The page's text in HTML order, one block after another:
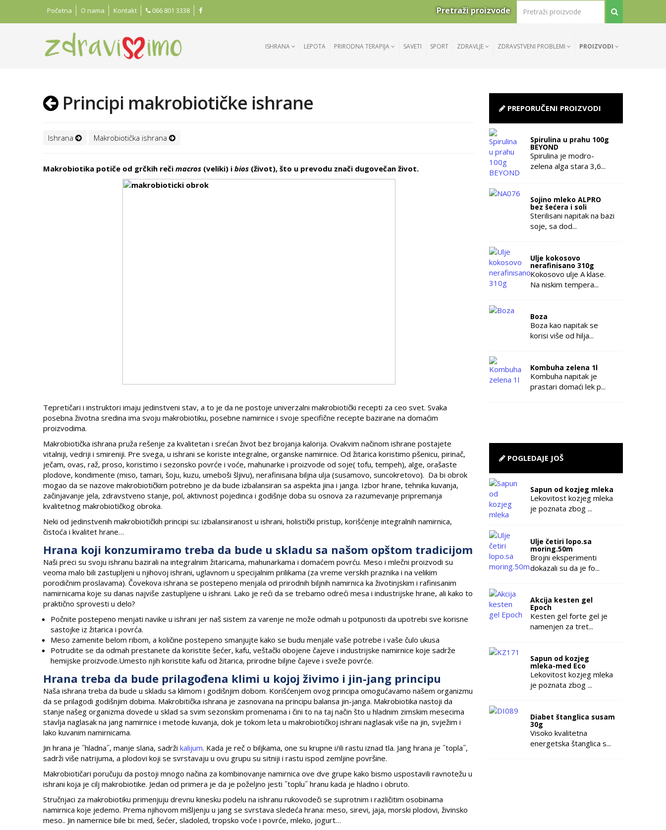
Početna O nama Kontakt 066 801 3338 Pretraži proizvode
ISHRANA LEPOTA PRIRODNA TERAPIJA SAVETI SPORT ZDRAVLJE ZDRAVSTVENI PROBLEMI PROIZVODI
Principi makrobiotičke ishrane
Ishrana Makrobiotička ishrana
Makrobiotika potiče od grčkih reči macros (veliki) i bios (život), što u prevodu znači dugovečan život.
Tepretičari i instruktori imaju jedinstveni stav, a to je da ne postoje univerzalni makrobiotički recepti za ceo svet. Svaka
posebna životna sredina ima svoju makrobiotiku, posebne namirnice i svoje specifične recepte bazirane na domaćim
proizvodima.
Makrobiotička ishrana pruža rešenje za kvalitetan i srećan život bez brojanja kalorija. Ovakvim načinom ishrane postajete
vitalniji, vedriji i smireniji. Pre svega, u ishrani se koriste integralne, organske namirnice. Od žitarica koristimo pšenicu, pirinač,
ječam, ovas, raž, proso, koristimo i sezonsko povrće i voće, mahunarke i proizvode od soje( tofu, tempeh), alge, orašaste
plodove, kondimente (miso, tamari, šoju, kuzu, umeboši šljivu), nerafinisana biljna ulja (susamovo, suncokretovo). Da bi obrok
mogao da se nazove makrobiotičkim potrebno je da bude izbalansiran sa aspekta jina i janga. Izbor hrane, tehnika kuvanja,
začinjavanje jela, zdravstveno stanje, pol, aktivnost pojedinca i godišnje doba su osnova za razumevanje pripremanja
kvalitetnog makrobiotičkog obroka.
Neki od jedinstvenih makrobiotičkih principi su: izbalansiranost u ishrani, holistički pristup, korišćenje integralnih namirnica,
čistoća i kvalitet hrane…
Hrana koji konzumiramo treba da bude u skladu sa našom opštom tradicijom
Naši preci su svoju ishranu bazirali na integralnim žitaricama, mahunarkama i domaćem povrću. Meso i mlečni proizvodi su
veoma malo bili zastupljeni u njihovoj ishrani, uglavnom u specijalnim prilikama (za vreme verskih praznika i na velikim
porodičnim proslavama). Čovekova ishrana se postepeno menjala od prirodnih biljnih namirnica ka životinjskim i rafinisanim
namirnicama koje su danas najviše zastupljene u ishrani. Lako je reći da se trebamo odreći mesa i industrijske hrane, ali kako to
praktično sprovesti u delo?
Počnite postepeno menjati navike u ishrani jer naš sistem za varenje ne može odmah u potpunosti da upotrebi sve korisne
sastojke iz žitarica i povrća.
Meso zamenite belom ribom, a količine postepeno smanjujte kako se budu menjale vaše potrebe i vaše čulo ukusa
Potrudite se da odmah prestanete da koristite šećer, kafu, veštački obojene čajeve i industrijske namirnice koje sadrže
hemijske proizvode.Umesto njih koristite kafu od žitarica, prirodne biljne čajeve i sveže povrće.
Hrana treba da bude prilagođena klimi u kojoj živimo i jin-jang principu
Naša ishrana treba da bude u skladu sa klimom i godišnjim dobom. Korišćenjem ovog principa omogućavamo našem organizmu
da se prilagodi godišnjim dobima. Makrobitička ishrana je zasnovana na principu balansa jin-janga. Makrobiotika nastoji da
stanje našeg organizma dovede u sklad sa svim sezonskim promenama i čini to na taj način što u hladnim zimskim mesecima
stavlja naglasak na jang namirnice i metode kuvanja, dok je tokom leta u makrobiotičkoj ishrani naglasak više na jin, svježim i
lako kuvanim namirnicama.
Jin hrana je ˝hladna˝, manje slana, sadrži kalijum. Kada je reč o biljkama, one su krupne i/ili rastu iznad tla. Jang hrana je ˝topla˝,
sadrži više natrijuma, a plodovi koji se svrstavaju u ovu grupu su sitniji i rastu ispod zemljine površine.
Makrobiotičari poručuju da postoji mnogo načina za kombinovanje namirnica ove dve grupe kako bismo uspostavili ravnotežu u
ishrani koja je cilj makrobiotike. Jedan od primera je da je poželjno jesti ˝toplu˝ hranu kada je hladno i obruto.
Stručnjaci za makrobiotiku primenjuju drevnu kinesku podelu na ishranu rukovodeči se suprotnim i različitim osobinama
namirnica koje jedemo. Prema njihovom mišljenju u jang se svrstava sledeća hrana: meso, sirevi, jaja, morski plodovi, živinsko
meso.. Jin namernice bile bi: med, šećer, sladoled, tropsko voće i povrće, mleko, jogurt…
PREPORUČENI PROIZVODI
Spirulina u prahu 100g
BEYOND
Spirulina je modro-
zelena alga stara 3,6...
Sojino mleko ALPRO
bez šećera i soli
Sterilisani napitak na bazi
soje, sa dod...
Ulje kokosovo
nerafinisano 310g
Kokosovo ulje A klase.
Na niskim tempera...
Boza
Boza kao napitak se
korisi više od hilja...
Kombuha zelena 1l
Kombuha napitak je
prastari domaći lek p...
POGLEDAJE JOŠ
Sapun od kozjeg mleka
Lekovitost kozjeg mleka
je poznata zbog ...
Ulje četiri lopo.sa
moring.50m
Brojni eksperimenti
dokazali su da je fo...
Akcija kesten gel
Epoch
Kesten gel forte gel je
namenjen za tret...
Sapun od kozjeg
mleka-med Eco
Lekovitost kozjeg mleka
je poznata zbog ...
Diabet štanglica susam
30g
Visoko kvalitetna
energetska štanglica s...